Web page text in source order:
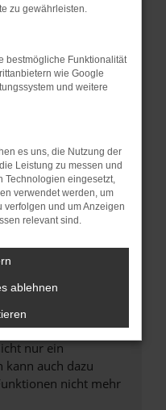
helfen können:
und deine
zum Beispiel deine
Werbeblocker,
Seiten
Seite in einem
einem privaten
vorübergehende
und dein
neuesten Stand
nur ein
kann auch dazu
nicht mehr
zu gewährleisten.
bestmögliche Funktionalität
wie Google
und weitere
es uns, die Nutzung der
Leistung zu messen und
Technologien eingesetzt,
verwendet werden, um
verfolgen und um Anzeigen
relevant sind.
ablehnen